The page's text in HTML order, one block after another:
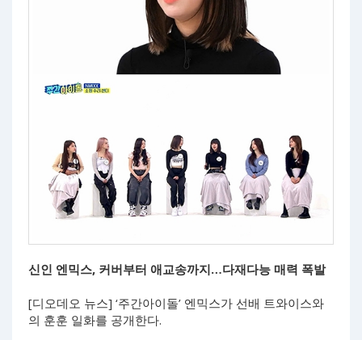
신인 엔믹스, 커버부터 애교송까지…다재다능 매력 폭발
[디오데오 뉴스] ‘주간아이돌’ 엔믹스가 선배 트와이스와
의 훈훈 일화를 공개한다.